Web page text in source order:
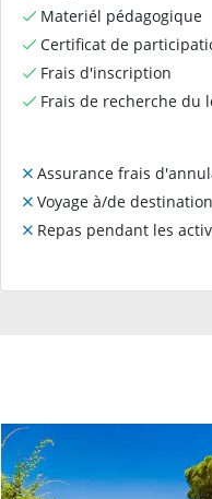
Materiél pédagogique
Certificat de
Frais d'inscription
Frais de recherche du
Assurance frais
Voyage à/de destination
Repas pendant les